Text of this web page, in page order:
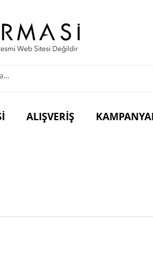
ALIŞVERİŞ